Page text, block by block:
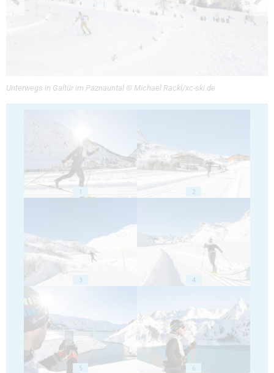
Unterwegs in Galtür im Paznauntal © Michael Rackl/xc-ski.de
1 2
3 4
5 6